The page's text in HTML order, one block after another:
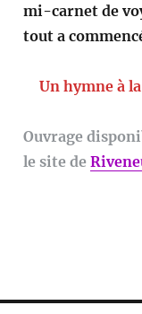
mi-carnet de
tout a
Un hymne à
Ouvrage
le site de